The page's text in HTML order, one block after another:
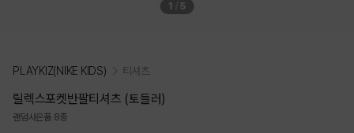
1 5
PLAYKIZ(NIKE KIDS) 티셔츠
릴렉스포켓반팔티셔츠 (토들러)
랜덤사은품 8종